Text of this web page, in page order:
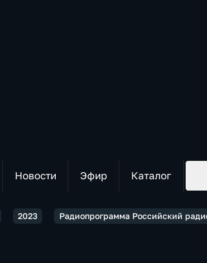
Новости Эфир Каталог
2023 Радиопрограмма Российский